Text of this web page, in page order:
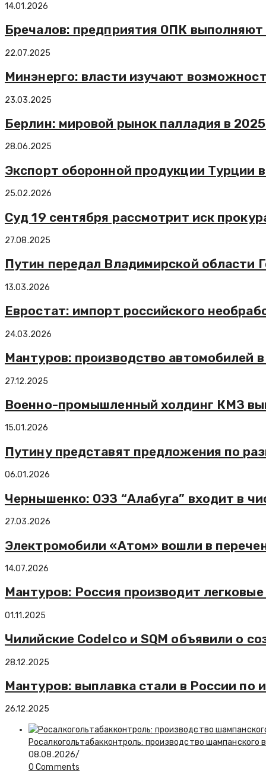
14.01.2026
Бречалов: предприятия ОПК
22.07.2025
Минэнерго: власти изучают
23.03.2025
Берлин: мировой рынок палладия в
28.06.2025
Экспорт оборонной продукции Турции
25.02.2026
Суд 19 сентября рассмотрит иск
27.08.2025
Путин передал Владимирской области
13.03.2026
Евростат: импорт российского
24.03.2026
Мантуров: производство автомобилей
27.12.2025
Военно-промышленный холдинг КМЗ
15.01.2026
Путину представят предложения по
06.01.2026
Чернышенко: ОЭЗ “Алабуга” входит в
27.03.2026
Электромобили «Атом» вошли в
14.07.2026
Мантуров: Россия производит
01.11.2025
Чилийские Codelco и SQM объявили о
28.12.2025
Мантуров: выплавка стали в России по
26.12.2025
Росалкогольтабакконтроль: производство шампанского
08.08.2026/
0 Comments